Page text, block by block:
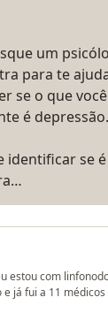
um
para te
se o que
é depressão.
identificar se
estou com
e já fui a 11 médicos